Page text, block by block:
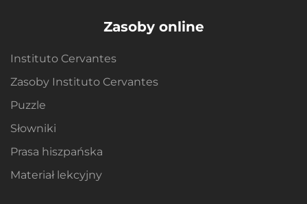
Zasoby online
Instituto Cervantes
Zasoby Instituto Cervantes
Puzzle
Słowniki
Prasa hiszpańska
Materiał lekcyjny